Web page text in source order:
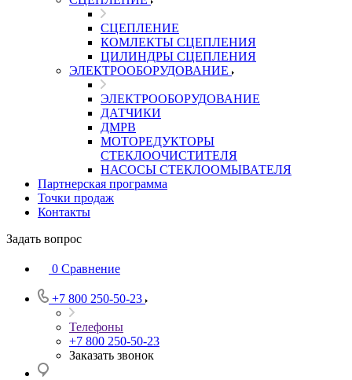
СЦЕПЛЕНИЕ
КОМЛЕКТЫ СЦЕПЛЕНИЯ
ЦИЛИНДРЫ СЦЕПЛЕНИЯ
ЭЛЕКТРООБОРУДОВАНИЕ
ЭЛЕКТРООБОРУДОВАНИЕ
ДАТЧИКИ
ДМРВ
МОТОРЕДУКТОРЫ
СТЕКЛООЧИСТИТЕЛЯ
НАСОСЫ СТЕКЛООМЫВАТЕЛЯ
Партнерская программа
Точки продаж
Контакты
Задать вопрос
0 Сравнение
+7 800 250-50-23
Телефоны
+7 800 250-50-23
Заказать звонок